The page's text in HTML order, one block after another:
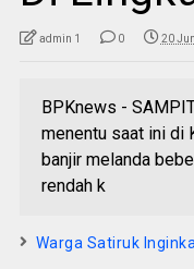
admin 1 0 20
BPKnews -
menentu saat ini di
banjir melanda
rendah k
Warga Satiruk